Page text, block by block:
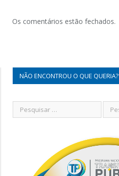
Os comentários estão fechados.
NÃO ENCONTROU O QUE QUERIA?